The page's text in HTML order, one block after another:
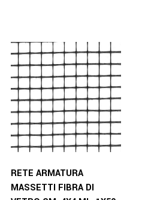
RETE ARMATURA
MASSETTI FIBRA DI